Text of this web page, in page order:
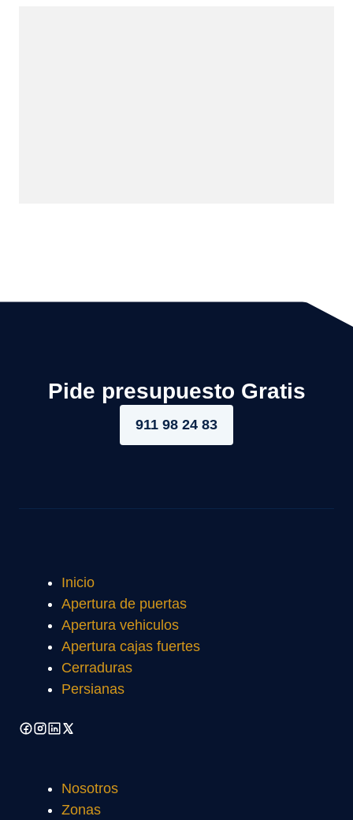
Pide presupuesto Gratis
911 98 24 83
Inicio
Apertura de puertas
Apertura vehiculos
Apertura cajas fuertes
Cerraduras
Persianas
Nosotros
Zonas